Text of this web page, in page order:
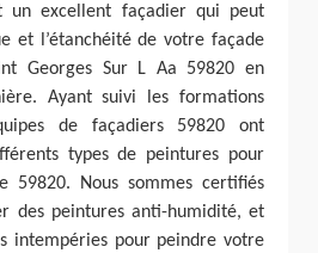
un excellent façadier qui peut
et l’étanchéité de votre façade
Georges Sur L Aa 59820 en
Ayant suivi les formations
de façadiers 59820 ont
types de peintures pour
59820. Nous sommes certifiés
des peintures anti-humidité, et
intempéries pour peindre votre